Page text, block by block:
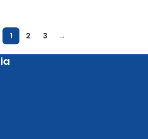
1 2 3 →